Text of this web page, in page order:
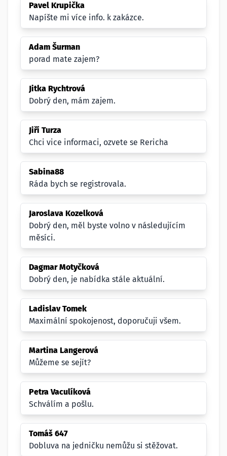
Pavel Krupička
Napíšte mi více info. k zakázce.
Adam Šurman
porad mate zajem?
Jitka Rychtrová
Dobrý den, mám zajem.
Jiří Turza
Chci vice informaci, ozvete se Rericha
Sabina88
Ráda bych se registrovala.
Jaroslava Kozelková
Dobrý den, měl byste volno v následujícím
měsíci.
Dagmar Motyčková
Dobrý den, je nabídka stále aktuální.
Ladislav Tomek
Maximální spokojenost, doporučuji všem.
Martina Langerová
Můžeme se sejít?
Petra Vaculíková
Schválím a pošlu.
Tomáš 647
Dobluva na jedničku nemůžu si stěžovat.